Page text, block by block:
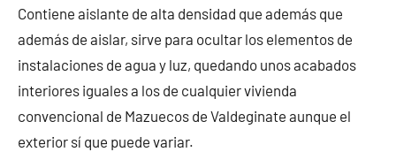
Contiene aislante de alta densidad que además que
además de aislar, sirve para ocultar los elementos de
instalaciones de agua y luz, quedando unos acabados
interiores iguales a los de cualquier vivienda
convencional de Mazuecos de Valdeginate aunque el
exterior sí que puede variar.